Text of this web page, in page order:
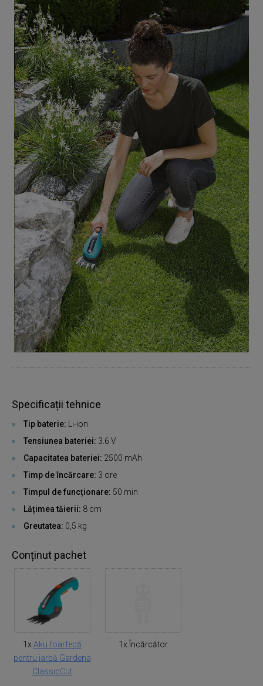
Specificații tehnice
Tip baterie: Li-ion
Tensiunea bateriei: 3.6 V
Capacitatea bateriei: 2500 mAh
Timp de încărcare: 3 ore
Timpul de funcționare: 50 min
Lățimea tăierii: 8 cm
Greutatea: 0,5 kg
Conținut pachet
1x Aku foarfecă
pentru iarbă Gardena
ClassicCut
1x Încărcător